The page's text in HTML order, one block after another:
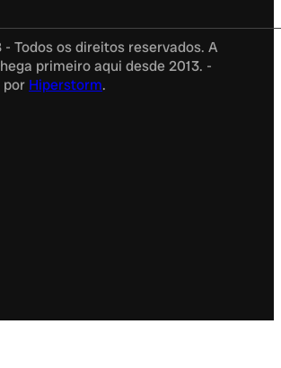
- Todos os direitos reservados. A
primeiro aqui desde 2013. -
por Hiperstorm.